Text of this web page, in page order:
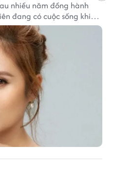
nhiều năm đồng hành
đang có cuộc sống khiến